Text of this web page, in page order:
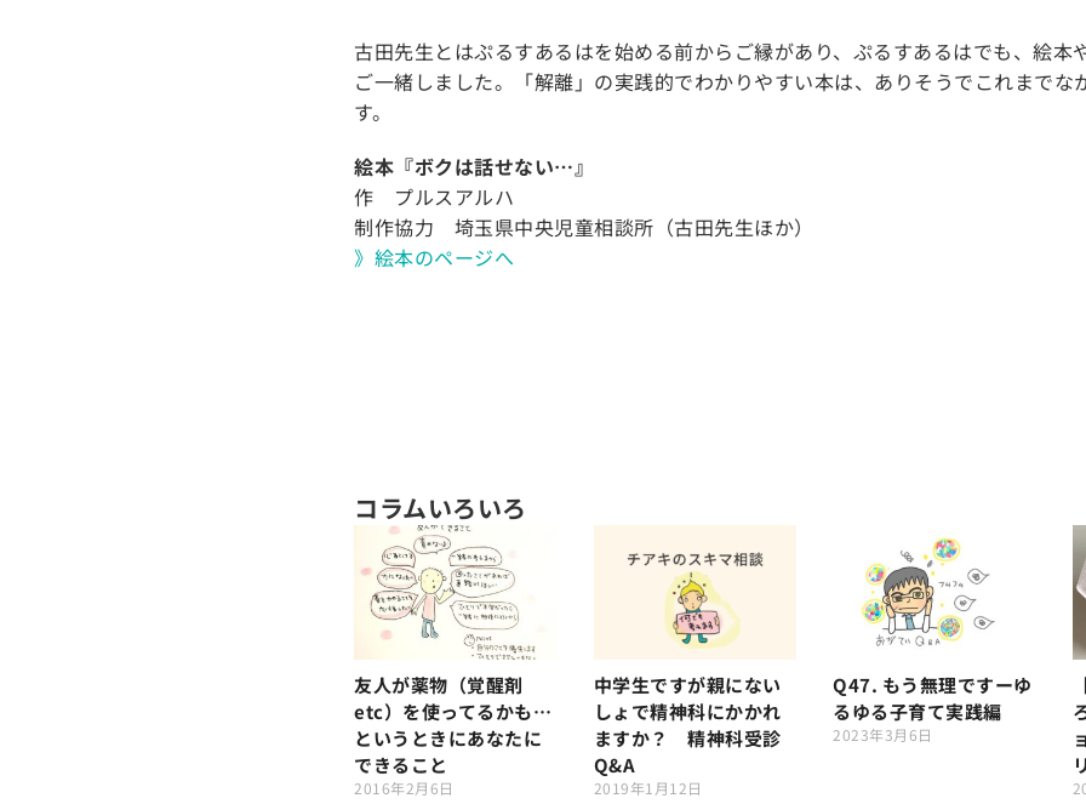
古田先生とはぷるすあるはを始める前からご縁があり、ぷるすあるはでも、絵本
ご一緒しました。「解離」の実践的でわかりやすい本は、ありそうでこれまでな
す。
絵本『ボクは話せない…』
作 プルスアルハ
制作協力 埼玉県中央児童相談所（古田先生ほか）
》絵本のページへ
コラムいろいろ
友人が薬物（覚醒剤
etc）を使ってるかも…
というときにあなたに
できること
2016年2月6日
中学生ですが親にない
しょで精神科にかかれ
ますか？ 精神科受診
Q&A
2019年1月12日
Q47. もう無理ですーゆ
るゆる子育て実践編
2023年3月6日